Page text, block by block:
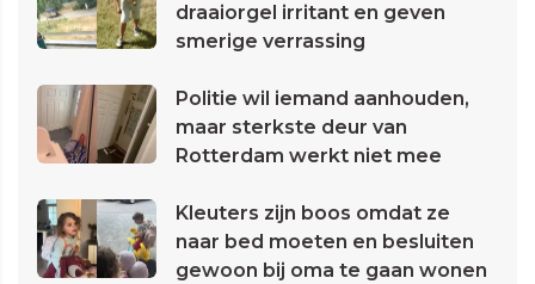
draaiorgel irritant en geven
smerige verrassing
Politie wil iemand aanhouden,
maar sterkste deur van
Rotterdam werkt niet mee
Kleuters zijn boos omdat ze
naar bed moeten en besluiten
gewoon bij oma te gaan wonen